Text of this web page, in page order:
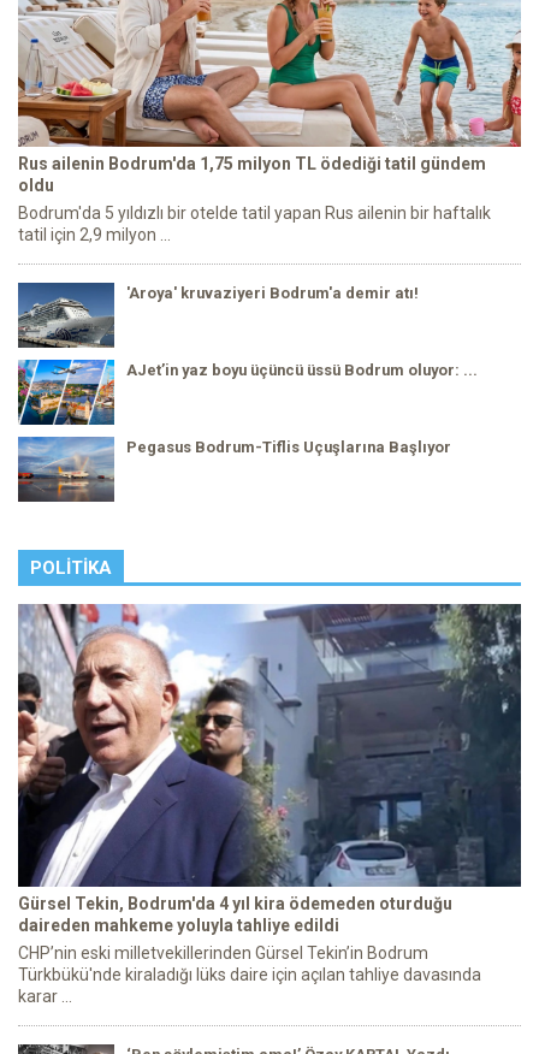
Rus ailenin Bodrum'da 1,75 milyon TL ödediği tatil gündem
oldu
Bodrum'da 5 yıldızlı bir otelde tatil yapan Rus ailenin bir haftalık
tatil için 2,9 milyon ...
'Aroya' kruvaziyeri Bodrum'a demir atı!
AJet’in yaz boyu üçüncü üssü Bodrum oluyor: ...
Pegasus Bodrum-Tiflis Uçuşlarına Başlıyor
POLITIKA
Gürsel Tekin, Bodrum'da 4 yıl kira ödemeden oturduğu
daireden mahkeme yoluyla tahliye edildi
CHP’nin eski milletvekillerinden Gürsel Tekin’in Bodrum
Türkbükü'nde kiraladığı lüks daire için açılan tahliye davasında
karar ...